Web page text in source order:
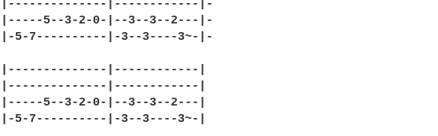
|--------------|------------|-
|-----5--3-2-0-|--3--3--2---|-
|-5-7----------|-3--3----3~-|-
|--------------|------------|
|--------------|------------|
|-----5--3-2-0-|--3--3--2---|
|-5-7----------|-3--3----3~-|